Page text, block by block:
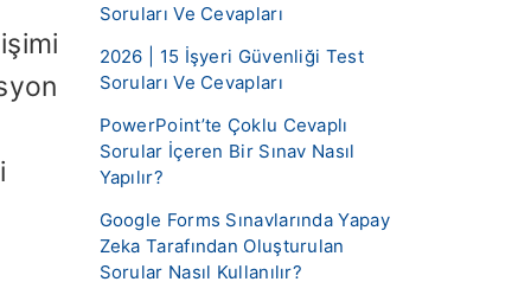
Soruları Ve Cevapları
2026 | 15 İşyeri Güvenliği Test
Soruları Ve Cevapları
PowerPoint’te Çoklu Cevaplı
Sorular İçeren Bir Sınav Nasıl
Yapılır?
Google Forms Sınavlarında Yapay
Zeka Tarafından Oluşturulan
Sorular Nasıl Kullanılır?